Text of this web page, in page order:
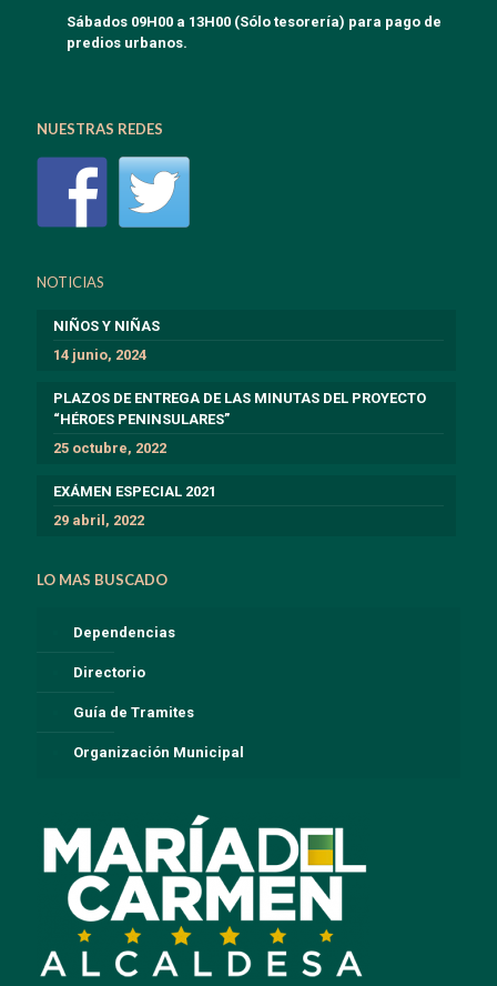
Sábados 09H00 a 13H00 (Sólo tesorería) para pago de
predios urbanos.
NUESTRAS REDES
NOTICIAS
NIÑOS Y NIÑAS
14 junio, 2024
PLAZOS DE ENTREGA DE LAS MINUTAS DEL PROYECTO
“HÉROES PENINSULARES”
25 octubre, 2022
EXÁMEN ESPECIAL 2021
29 abril, 2022
LO MAS BUSCADO
Dependencias
Directorio
Guía de Tramites
Organización Municipal